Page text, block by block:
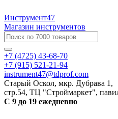
Инструмент47
Магазин инструментов
+7 (4725) 43-68-70
+7 (915) 521-21-94
instrument47@tdprof.com
Старый Оскол, мкр. Дубрава 1,
стр.54, ТЦ "Строймаркет",
С 9 до 19 ежедневно